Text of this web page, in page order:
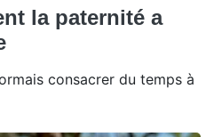
la paternité a
consacrer du temps à